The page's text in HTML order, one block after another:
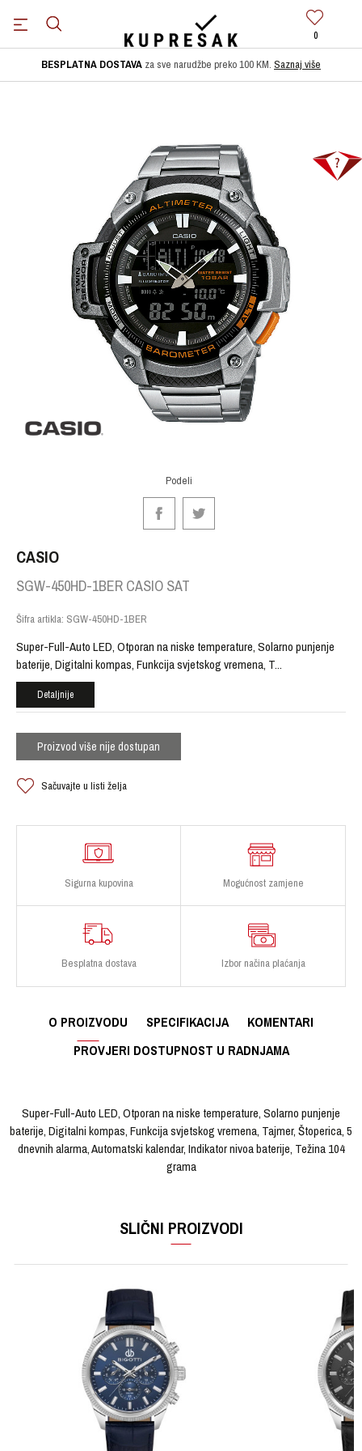
0
BESPLATNA DOSTAVA za sve narudžbe preko 100 KM. Saznaj više
Podeli
CASIO
SGW-450HD-1BER CASIO SAT
Šifra artikla: SGW-450HD-1BER
Super-Full-Auto LED, Otporan na niske temperature, Solarno punjenje
baterije, Digitalni kompas, Funkcija svjetskog vremena, T...
Detaljnije
Proizvod više nije dostupan
Sačuvajte u listi želja
Sigurna kupovina Mogućnost zamjene
Besplatna dostava Izbor načina plaćanja
O PROIZVODU SPECIFIKACIJA
KOMENTARI
PROVJERI DOSTUPNOST U RADNJAMA
Super-Full-Auto LED, Otporan na niske temperature, Solarno punjenje
baterije, Digitalni kompas, Funkcija svjetskog vremena, Tajmer, Štoperica, 5
dnevnih alarma, Automatski kalendar, Indikator nivoa baterije, Težina 104
grama
Ručni sat
Materijal sata
Materijal narukvice
SLIČNI PROIZVODI